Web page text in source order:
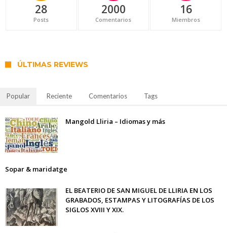
28
Posts
2000
Comentarios
16
Miembros
ÚLTIMAS REVIEWS
Popular Reciente Comentarios Tags
Mangold Lliria – Idiomas y más
Sopar & maridatge
EL BEATERIO DE SAN MIGUEL DE LLIRIA EN LOS
GRABADOS, ESTAMPAS Y LITOGRAFÍAS DE LOS
SIGLOS XVIII Y XIX.